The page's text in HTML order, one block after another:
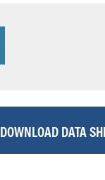
DOWNLOAD DATA